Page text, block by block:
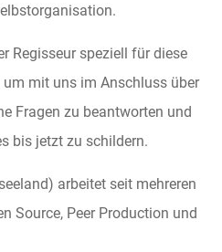
Regisseur speziell für diese
mit uns im Anschluss über
Fragen zu beantworten und
bis jetzt zu schildern.
arbeitet seit mehreren
Source, Peer Production und